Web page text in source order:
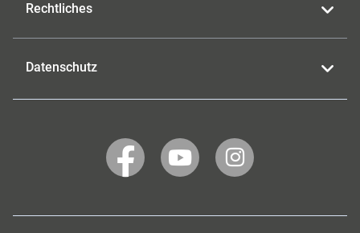
Rechtliches
Datenschutz
WERTGARANTIE
auf
WERTGARANTIE
auf
WERTGARANTIE
auf